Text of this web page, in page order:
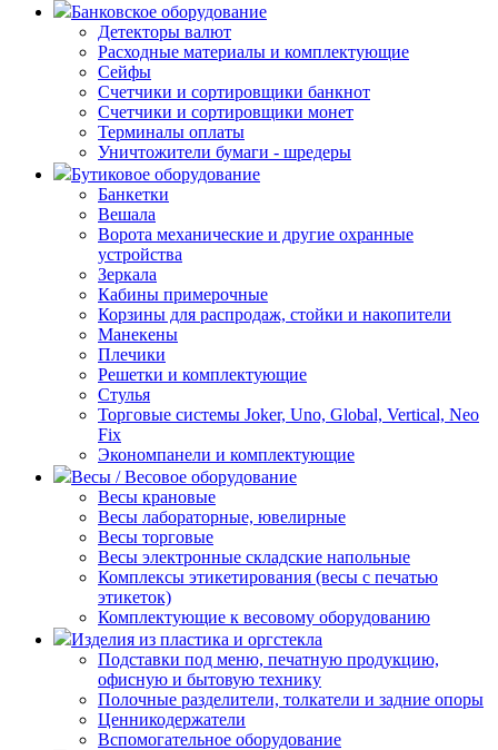
Банковское оборудование
Детекторы валют
Расходные материалы и комплектующие
Сейфы
Счетчики и сортировщики банкнот
Счетчики и сортировщики монет
Терминалы оплаты
Уничтожители бумаги - шредеры
Бутиковое оборудование
Банкетки
Вешала
Ворота механические и другие охранные
устройства
Зеркала
Кабины примерочные
Корзины для распродаж, стойки и накопители
Манекены
Плечики
Решетки и комплектующие
Стулья
Торговые системы Joker, Uno, Global, Vertical, Neo
Fix
Экономпанели и комплектующие
Весы / Весовое оборудование
Весы крановые
Весы лабораторные, ювелирные
Весы торговые
Весы электронные складские напольные
Комплексы этикетирования (весы с печатью
этикеток)
Комплектующие к весовому оборудованию
Изделия из пластика и оргстекла
Подставки под меню, печатную продукцию,
офисную и бытовую технику
Полочные разделители, толкатели и задние опоры
Ценникодержатели
Вспомогательное оборудование